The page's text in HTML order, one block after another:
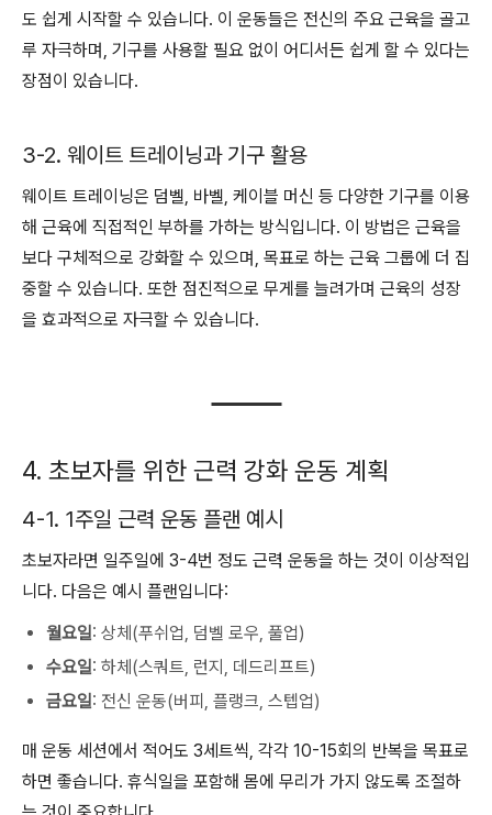
도 쉽게 시작할 수 있습니다. 이 운동들은 전신의 주요 근육을 골고
루 자극하며, 기구를 사용할 필요 없이 어디서든 쉽게 할 수 있다는
장점이 있습니다.
3-2. 웨이트 트레이닝과 기구 활용
웨이트 트레이닝은 덤벨, 바벨, 케이블 머신 등 다양한 기구를 이용
해 근육에 직접적인 부하를 가하는 방식입니다. 이 방법은 근육을
보다 구체적으로 강화할 수 있으며, 목표로 하는 근육 그룹에 더 집
중할 수 있습니다. 또한 점진적으로 무게를 늘려가며 근육의 성장
을 효과적으로 자극할 수 있습니다.
4. 초보자를 위한 근력 강화 운동 계획
4-1. 1주일 근력 운동 플랜 예시
초보자라면 일주일에 3-4번 정도 근력 운동을 하는 것이 이상적입
니다. 다음은 예시 플랜입니다:
월요일: 상체(푸쉬업, 덤벨 로우, 풀업)
수요일: 하체(스쿼트, 런지, 데드리프트)
금요일: 전신 운동(버피, 플랭크, 스텝업)
매 운동 세션에서 적어도 3세트씩, 각각 10-15회의 반복을 목표로
하면 좋습니다. 휴식일을 포함해 몸에 무리가 가지 않도록 조절하